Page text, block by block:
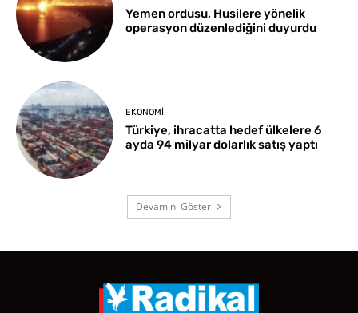
Yemen ordusu, Husilere yönelik
operasyon düzenlediğini duyurdu
EKONOMI
Türkiye, ihracatta hedef ülkelere 6
ayda 94 milyar dolarlık satış yaptı
Devamını Göster